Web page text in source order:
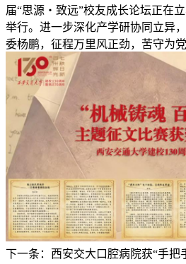
届“思源・致远”校友成长论坛正在
举行。进一步深化产学研协同立异
委杨鹏，征程万里风正劲，苦守为
下一条：西安交大口腔病院获“手把